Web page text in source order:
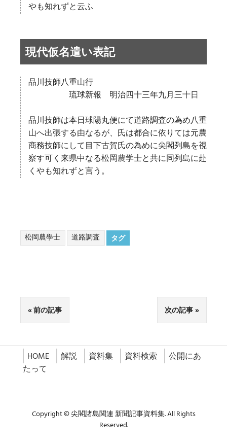
やも知れずと云ふ
現代仮名遣い表記
品川技師八重山行
琉球新報 明治四十三年九月三十日
品川技師は本日球陽丸便にて道路調査の為め八重
山へ出張する由なるが、氏は都合に依りては元農
商務技師にして目下古賀氏の為めに尖閣列島を視
察す可く来県中なる松岡農学士と共に同列島に赴
くやも知れずと言う。
タグ
松岡農學士 道路調査
前の記事 次の記事
HOME 解説 資料集 資料検索
公開にあ
たって
Copyright © 尖閣諸島関連 新聞記事資料集. All Rights
Reserved.